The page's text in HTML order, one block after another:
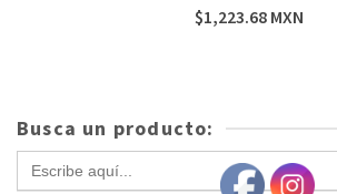
$1,223.68 MXN
Busca un producto:
Buscar: